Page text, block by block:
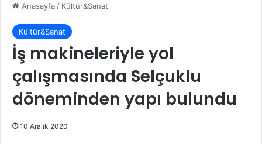
Anasayfa / Kültür&Sanat
Kültür&Sanat
İş makineleriyle yol
çalışmasında Selçuklu
döneminden yapı bulundu
10 Aralık 2020